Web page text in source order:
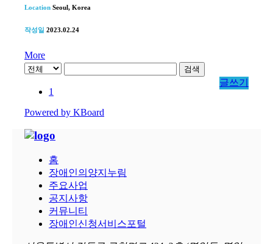
Location Seoul, Korea
작성일 2023.02.24
More
검색
글쓰기
1
Powered by KBoard
홈
장애인의양지누림
주요사업
공지사항
커뮤니티
장애인신청서비스포털